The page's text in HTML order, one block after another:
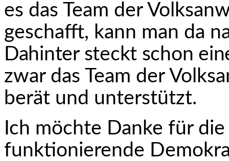
es das Team der
geschafft, kann man da
Dahinter steckt schon
zwar das Team der
berät und unterstützt.
Ich möchte Danke für
funktionierende